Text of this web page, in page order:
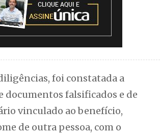
foi constatada a
documentos falsificados e de
vinculado ao benefício,
de outra pessoa, com o